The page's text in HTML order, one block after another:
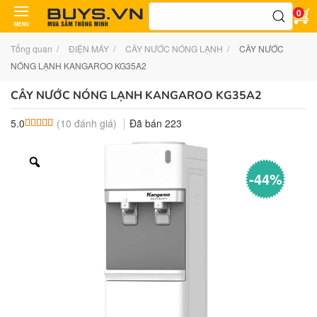
MENU
Tìm
0
Tổng quan ĐIỆN MÁY CÂY NƯỚC NÓNG LẠNH
CÂY NƯỚC
NÓNG LẠNH KANGAROO KG35A2
CÂY NƯỚC NÓNG LẠNH KANGAROO KG35A2
5.0 5.0 trên 5 dựa trên
10 đánh giá
(10 đánh giá) Đã bán 223
-44%